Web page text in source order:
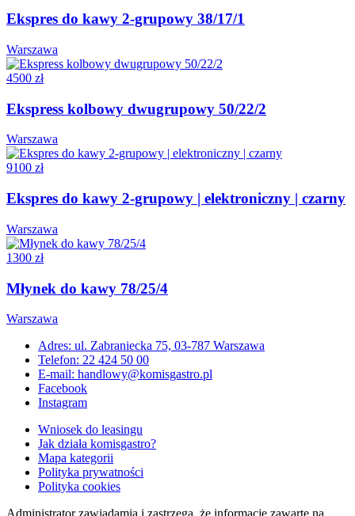
Ekspres do kawy 2-grupowy 38/17/1
Warszawa
4500 zł
Ekspress kolbowy dwugrupowy 50/22/2
Warszawa
9100 zł
Ekspres do kawy 2-grupowy | elektroniczny | czarny
Warszawa
1300 zł
Młynek do kawy 78/25/4
Warszawa
Adres: ul. Zabraniecka 75, 03-787 Warszawa
Telefon: 22 424 50 00
E-mail: handlowy@komisgastro.pl
Facebook
Instagram
Wniosek do leasingu
Jak działa komisgastro?
Mapa kategorii
Polityka prywatności
Polityka cookies